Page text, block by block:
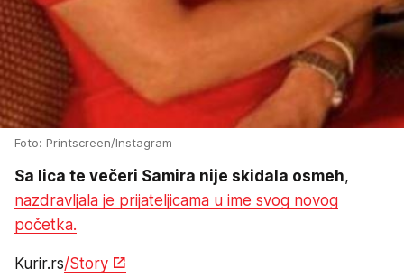
Foto: Printscreen/Instagram
Sa lica te večeri Samira nije skidala osmeh,
nazdravljala je prijateljicama u ime svog novog
početka.
Kurir.rs/Story